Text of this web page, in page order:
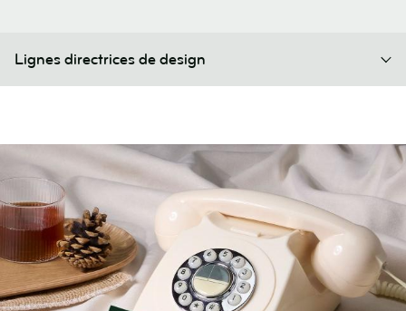
Lignes directrices de design